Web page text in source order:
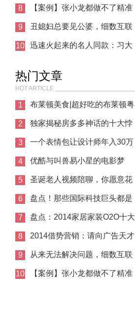
钱预定
8 【案例】张小龙都做不了精准
营销，
9 丑媳妇总要见公婆，细数互联
网圈那
10 迅速火起来的名人同款：习大
热门文章
HOT ARTICLE
1 布莱顿美食|超好吃的布莱顿粤
菜布莱
2 独家揭秘房多多神话的十大悖
论
3 一个表情包让设计师年入30万
美元
4 优酷与叫兽易小星的电影梦
5 圣诞老人视频陪聊，你愿意花
钱预定
6 盘点！那些国际科技巨头都是
怎样步
7 盘点：2014家居家装O2O十大
营销案例
8 2014借势营销：请向广告天才
杜蕾斯看
9 从来无法解决问题，细数互联
网圈那
10 【案例】张小龙都做不了精准